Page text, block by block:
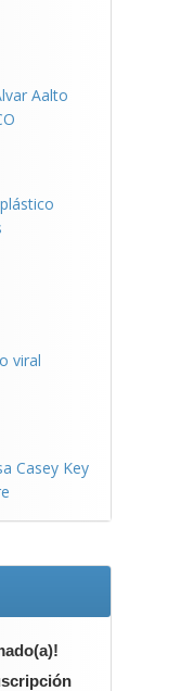
Aalto
viral
Casey Key